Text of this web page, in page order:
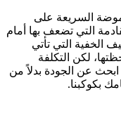
السريعة على
التي تضعف بها أمام
الخفية التي تأتي
لكن التكلفة
ابحث عن الجودة بدلاً من
بكوكبنا.